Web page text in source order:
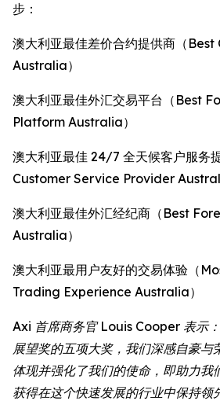
步：
澳大利亚最佳差价合约提供商（
Australia）
澳大利亚最佳外汇交易平台（Best
Platform Australia）
澳大利亚最佳 24/7 全天候客户服务
Customer Service Provider
澳大利亚最佳外汇经纪商（Best
Australia）
澳大利亚最用户友好的交易体验（
Trading Experience Australia）
Axi 首席商务官 Louis Cooper 表示
展望奖的五项大奖，我们深感自豪与
体现并强化了我们的使命，即助力我
获得在这个快速发展的行业中保持领